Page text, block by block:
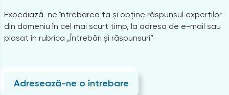
Expediază-ne întrebarea ta și obține răspunsul experților
din domeniu în cel mai scurt timp, la adresa de e-mail sau
plasat în rubrica „Întrebări și răspunsuri”
Adresează-ne o întrebare